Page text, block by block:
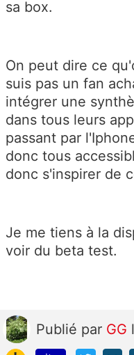
sa box.
On peut dire ce
suis pas un fan
intégrer une
dans tous leurs
passant par
donc tous
donc s'inspirer de
Je me tiens à la
voir du beta test.
Publié par GG